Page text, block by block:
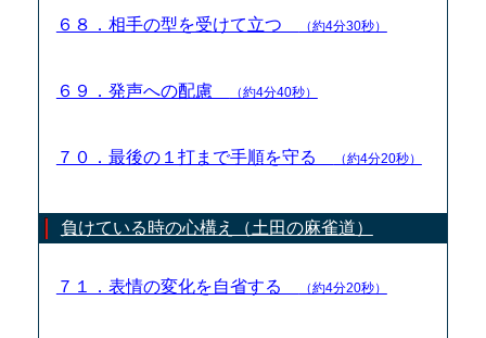
６８．相手の型を受けて立つ （約4分30秒）
６９．発声への配慮 （約4分40秒）
７０．最後の１打まで手順を守る （約4分20秒）
負けている時の心構え（土田の麻雀道）
７１．表情の変化を自省する （約4分20秒）